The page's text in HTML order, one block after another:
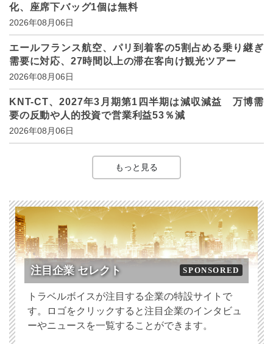
化、座席下バッグ1個は無料
2026年08月06日
エールフランス航空、パリ到着客の5割占める乗り継ぎ
需要に対応、27時間以上の滞在客向け観光ツアー
2026年08月06日
KNT-CT、2027年3月期第1四半期は減収減益 万博需
要の反動や人的投資で営業利益53％減
2026年08月06日
もっと見る
注目企業 セレクト SPONSORED
トラベルボイスが注目する企業の特設サイトで
す。ロゴをクリックすると注目企業のインタビュ
ーやニュースを一覧することができます。